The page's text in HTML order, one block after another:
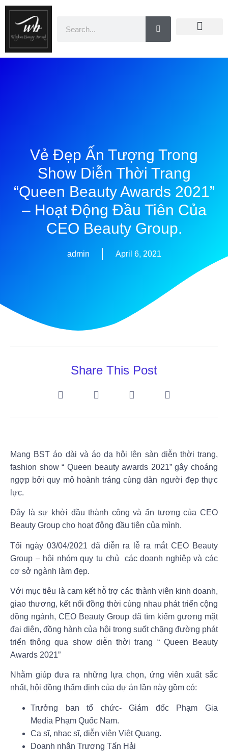
Vẻ Đẹp Ấn Tượng Trong
Show Diễn Thời Trang
“Queen Beauty Awards 2021”
– Hoạt Động Đầu Tiên Của
CEO Beauty Group.
admin April 6, 2021
Share This Post
Mang BST áo dài và áo dạ hội lên sàn diễn thời trang,
fashion show “ Queen beauty awards 2021” gây choáng
ngợp bởi quy mô hoành tráng cùng dàn người đẹp thực
lực.
Đây là sự khởi đầu thành công và ấn tượng của CEO
Beauty Group cho hoạt động đầu tiên của mình.
Tối ngày 03/04/2021 đã diễn ra lễ ra mắtCEO Beauty
Group – hội nhóm quy tụ chủ các doanh nghiệp và các
cơ sở ngành làm đẹp.
Với mục tiêu là cam kết hỗ trợ các thành viên kinh doanh,
giao thương, kết nối đồng thời cùng nhau phát triển cộng
đồng ngành,CEO Beauty Group đã tìm kiếm gương mặt
đại diện, đồng hành của hội trong suốt chặng đường phát
triển thông qua show diễn thời trang “ Queen Beauty
Awards 2021”
Nhằm giúp đưa ra những lựa chọn, ứng viên xuất sắc
nhất, hội đồng thẩm định của dự án lần này gồm có:
Trưởng ban tổ chức- Giám đốc Phạm Gia
Media Phạm Quốc Nam.
Ca sĩ, nhạc sĩ, diễn viên Việt Quang.
Doanh nhân Trương Tấn Hải